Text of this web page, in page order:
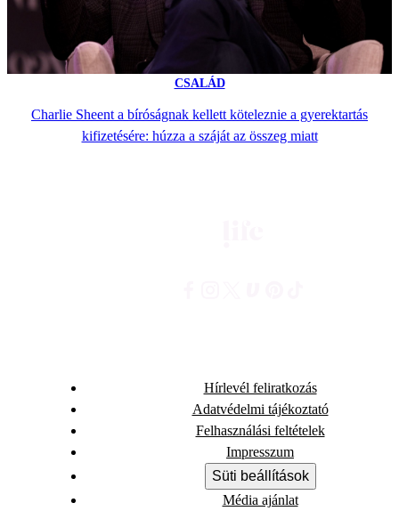
CSALÁD
Charlie Sheent a bíróságnak kellett köteleznie a gyerektartás
kifizetésére: húzza a száját az összeg miatt
Hírlevél feliratkozás
Adatvédelmi tájékoztató
Felhasználási feltételek
Impresszum
Süti beállítások
Média ajánlat